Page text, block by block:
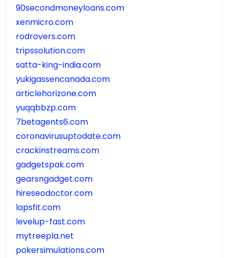
90secondmoneyloans.com
xenmicro.com
rodrovers.com
tripssolution.com
satta-king-india.com
yukigassencanada.com
articlehorizone.com
yuqqbbzp.com
7betagents6.com
coronavirusuptodate.com
crackinstreams.com
gadgetspak.com
gearsngadget.com
hireseodoctor.com
lapsfit.com
levelup-fast.com
mytreepla.net
pokersimulations.com